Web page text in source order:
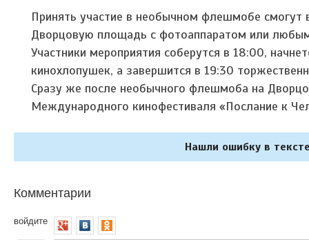
Принять участие в необычном флешмобе
Дворцовую площадь с фотоаппаратом или
Участники мероприятия соберутся в 18:00,
кинохлопушек, а завершится в 19:30
Сразу же после необычного флешмоба на
Международного кинофестиваля «Послание к
Нашли ошибку в
Комментарии
войдите